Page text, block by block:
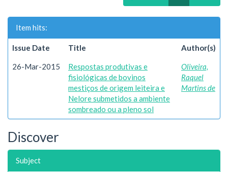
Item hits:
Issue Date Title Author(s)
26-Mar-2015
Respostas produtivas e
fisiológicas de bovinos
mestiços de origem leiteira e
Nelore submetidos a ambiente
sombreado ou a pleno sol
Oliveira,
Raquel
Martins de
Discover
Subject